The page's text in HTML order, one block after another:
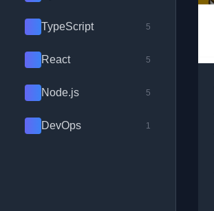
TypeScript 5
React 5
Node.js 5
DevOps 1